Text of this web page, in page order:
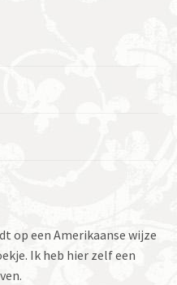
op een Amerikaanse wijze
Ik heb hier zelf een